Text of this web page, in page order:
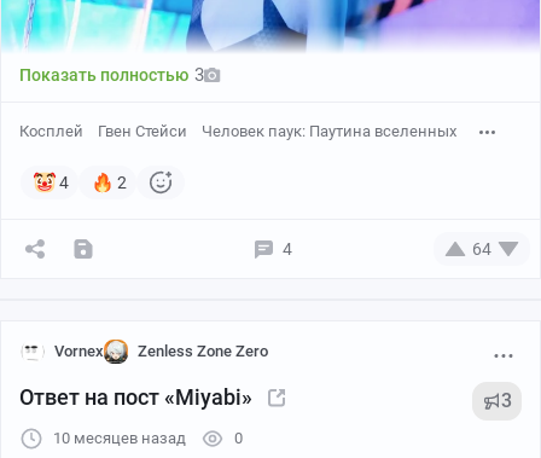
Показать полностью 3
Косплей Гвен Стейси Человек паук: Паутина вселенных
4 2
4 64
Vornex Zenless Zone Zero
Ответ на пост «Miyabi» 3
10 месяцев назад 0